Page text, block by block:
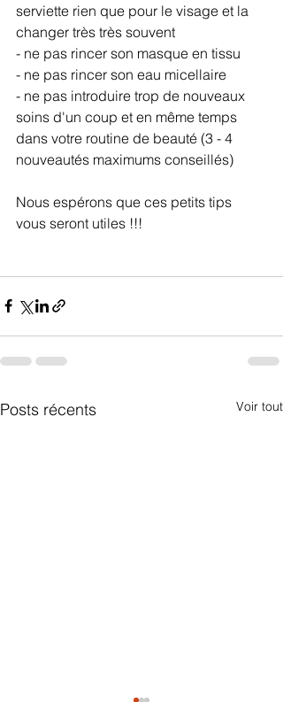
serviette rien que pour le visage et la
changer très très souvent
- ne pas rincer son masque en tissu
- ne pas rincer son eau micellaire
- ne pas introduire trop de nouveaux
soins d'un coup et en même temps
dans votre routine de beauté (3 - 4
nouveautés maximums conseillés)
Nous espérons que ces petits tips
vous seront utiles !!!
Posts récents Voir tout